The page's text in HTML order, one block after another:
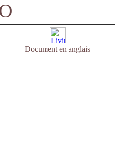
Document en anglais